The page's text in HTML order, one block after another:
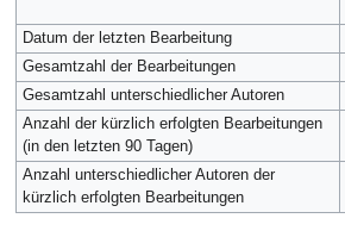
Datum der letzten Bearbeitung
Gesamtzahl der Bearbeitungen
Gesamtzahl unterschiedlicher Autoren
Anzahl der kürzlich erfolgten Bearbeitungen
(in den letzten 90 Tagen)
Anzahl unterschiedlicher Autoren der
kürzlich erfolgten Bearbeitungen